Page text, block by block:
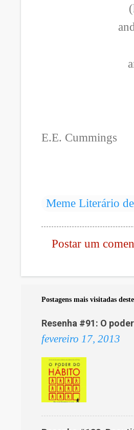
E.E. Cummings
Meme Literário
t
á
i
o
s
Postar um
Postagens mais visitadas
Resenha #91: O
fevereiro 17, 2013